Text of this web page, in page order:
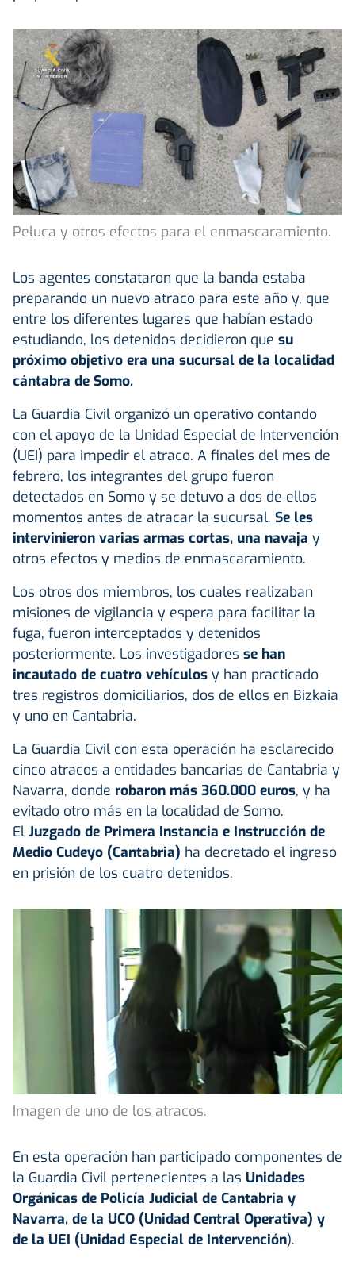
Peluca y otros efectos para el enmascaramiento.
Los agentes constataron que la banda estaba
preparando un nuevo atraco para este año y, que
entre los diferentes lugares que habían estado
estudiando, los detenidos decidieron que su
próximo objetivo era una sucursal de la localidad
cántabra de Somo.
La Guardia Civil organizó un operativo contando
con el apoyo de la Unidad Especial de Intervención
(UEI) para impedir el atraco. A finales del mes de
febrero, los integrantes del grupo fueron
detectados en Somo y se detuvo a dos de ellos
momentos antes de atracar la sucursal. Se les
intervinieron varias armas cortas, una navaja y
otros efectos y medios de enmascaramiento.
Los otros dos miembros, los cuales realizaban
misiones de vigilancia y espera para facilitar la
fuga, fueron interceptados y detenidos
posteriormente. Los investigadores se han
incautado de cuatro vehículos y han practicado
tres registros domiciliarios, dos de ellos en Bizkaia
y uno en Cantabria.
La Guardia Civil con esta operación ha esclarecido
cinco atracos a entidades bancarias de Cantabria y
Navarra, donde robaron más 360.000 euros, y ha
evitado otro más en la localidad de Somo.
El Juzgado de Primera Instancia e Instrucción de
Medio Cudeyo (Cantabria) ha decretado el ingreso
en prisión de los cuatro detenidos.
Imagen de uno de los atracos.
En esta operación han participado componentes de
la Guardia Civil pertenecientes a las Unidades
Orgánicas de Policía Judicial de Cantabria y
Navarra, de la UCO (Unidad Central Operativa) y
de la UEI (Unidad Especial de Intervención).